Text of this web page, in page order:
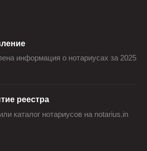
информация о нотариусах за 2025
реестра
каталог нотариусов на notarius.in